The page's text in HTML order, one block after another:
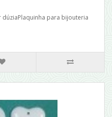
para bijouteria